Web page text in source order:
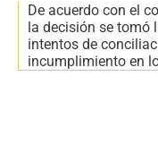
De acuerdo con el
la decisión se tomó
intentos de
incumplimiento en